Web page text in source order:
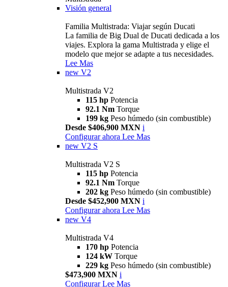
Visión general
Familia Multistrada: Viajar según Ducati
La familia de Big Dual de Ducati dedicada a los
viajes. Explora la gama Multistrada y elige el
modelo que mejor se adapte a tus necesidades.
Lee Mas
new V2
Multistrada V2
115 hp Potencia
92.1 Nm Torque
199 kg Peso húmedo (sin combustible)
Desde $406,900 MXN i
Configurar ahora Lee Mas
new V2 S
Multistrada V2 S
115 hp Potencia
92.1 Nm Torque
202 kg Peso húmedo (sin combustible)
Desde $452,900 MXN i
Configurar ahora Lee Mas
new V4
Multistrada V4
170 hp Potencia
124 kW Torque
229 kg Peso húmedo (sin combustible)
$473,900 MXN i
Configurar Lee Mas